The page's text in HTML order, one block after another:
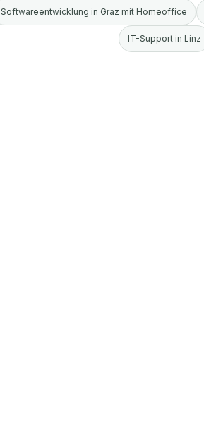
Softwareentwicklung in Graz mit Homeoffice
IT-Support in Linz